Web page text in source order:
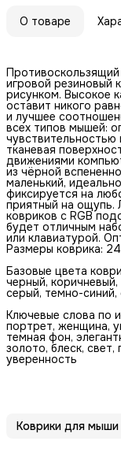
О товаре
игровой резиновый
рисунком. Высокое
оставит никого
и лучшее
всех типов мышей:
тканевая
движениями
из чёрной
маленький,
фиксируется на
приятный на ощупь.
ковриков с RGB
будет отличным
или клавиатурой.
Размеры коврика:
Базовые цвета
черный,
серый, темно-
Ключевые слова по
портрет, женщина,
темная фон,
золото, блеск,
уверенность
Коврики для мыши